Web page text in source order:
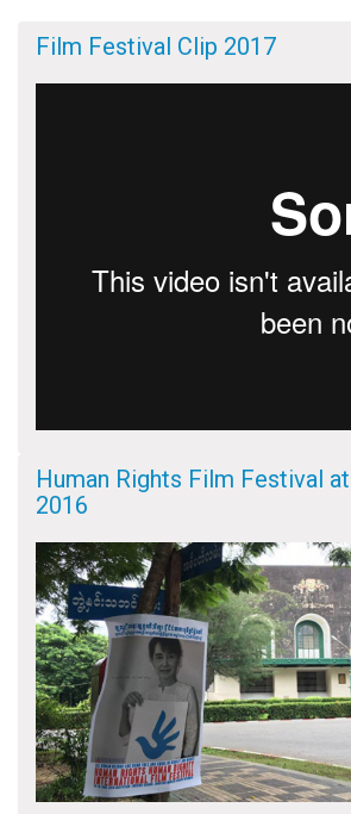
Film Festival Clip 2017
Human Rights Film Festival
2016